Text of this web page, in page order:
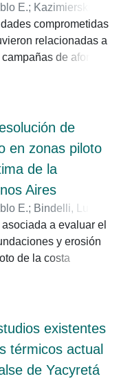
la técnica de
de Partículas a
sus siglas en
E.; Kazimierski,
comprometidas
relacionadas a
de aforos
de
de la red de
A
esas actividades
obtenidos
de
en zonas piloto
de la
Aires
E.; Bindelli, Lucas
Haspert, Federico;Re,
a evaluar el
y erosión
de la costa
en función de
llevados a cabo en
existentes
térmicos actual
de Yacyretá